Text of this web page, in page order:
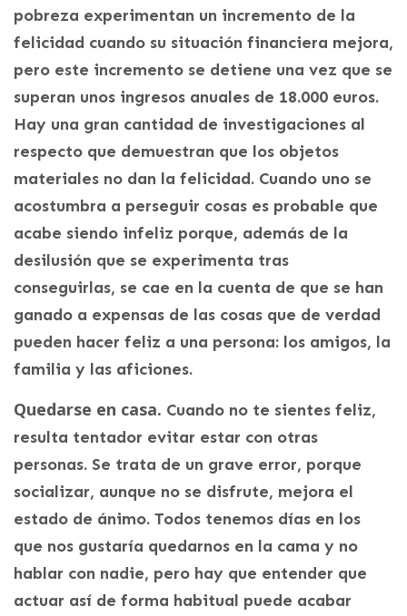
pobreza experimentan un incremento de la
felicidad cuando su situación financiera mejora,
pero este incremento se detiene una vez que se
superan unos ingresos anuales de 18.000 euros.
Hay una gran cantidad de investigaciones al
respecto que demuestran que los objetos
materiales no dan la felicidad. Cuando uno se
acostumbra a perseguir cosas es probable que
acabe siendo infeliz porque, además de la
desilusión que se experimenta tras
conseguirlas, se cae en la cuenta de que se han
ganado a expensas de las cosas que de verdad
pueden hacer feliz a una persona: los amigos, la
familia y las aficiones.
Quedarse en casa. Cuando no te sientes feliz,
resulta tentador evitar estar con otras
personas. Se trata de un grave error, porque
socializar, aunque no se disfrute, mejora el
estado de ánimo. Todos tenemos días en los
que nos gustaría quedarnos en la cama y no
hablar con nadie, pero hay que entender que
actuar así de forma habitual puede acabar